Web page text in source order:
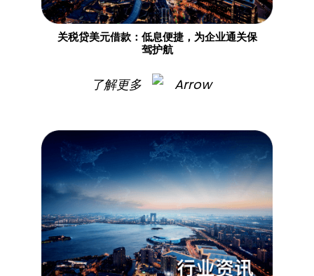
关税贷美元借款：低息便捷，为企业通关保
驾护航​
了解更多